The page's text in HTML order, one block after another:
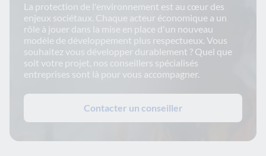
La protection de l'environnement est au cœur des
enjeux sociétaux. Chaque acteur économique a un
rôle à jouer dans la mise en place d'un nouveau
modèle de développement plus respectueux. Vous
souhaitez vous développer durablement ? Quel que
soit votre projet, nos conseillers spécialisés
entreprises sont là pour vous accompagner.
Contacter un conseiller